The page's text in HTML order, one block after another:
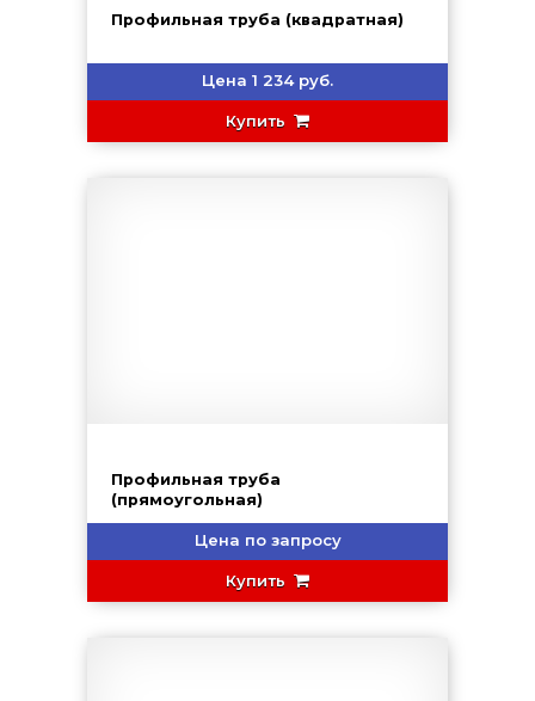
Профильная труба (квадратная)
Цена 1 234 руб.
Купить
Профильная труба
(прямоугольная)
Цена по запросу
Купить